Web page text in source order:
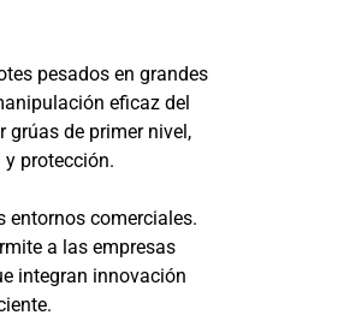
pesados ​​en grandes
eficaz del
grúas de primer nivel,
protección.
entornos comerciales.
a las empresas
integran innovación